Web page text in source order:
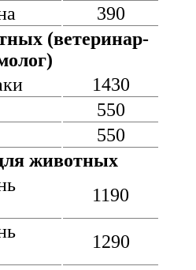
390
(ветеринар-
1430
550
550
животных
1190
1290